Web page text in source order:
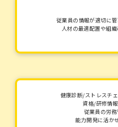
従業員の情報が適切に管
人材の最適配置や組
健康診断/ストレスチェ
資格/研修情
従業員の労
能力開発に活か